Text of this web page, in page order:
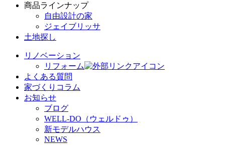
商品ラインナップ
自由設計の家
ジェイブリッサ
土地探し
リノベーション
リフォーム
よくある質問
家づくりコラム
お知らせ
ブログ
WELL-DO（ウェルドゥ）
新モデルハウス
NEWS